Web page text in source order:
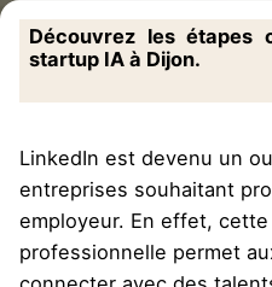
Découvrez les étapes
startup IA à Dijon.
LinkedIn est devenu un
entreprises souhaitant
employeur. En effet,
professionnelle permet